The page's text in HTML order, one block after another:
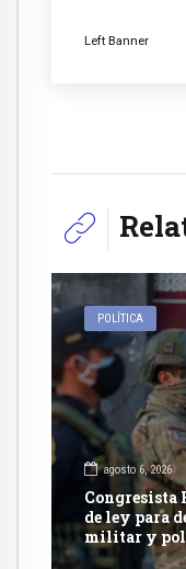
Left Banner
POLÍTICA
agosto 6, 2026
Congresista
de ley para
militar y